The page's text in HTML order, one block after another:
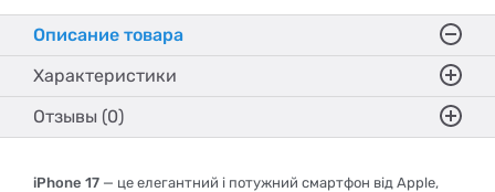
Описание товара
Характеристики
Отзывы (0)
iPhone 17 — це елегантний і потужний смартфон від Apple,